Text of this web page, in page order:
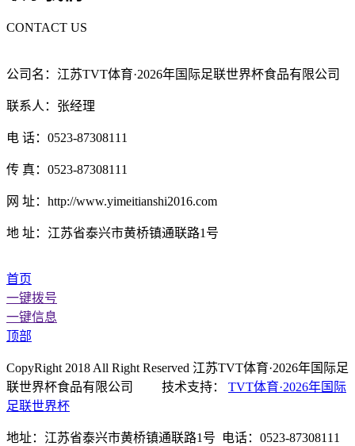
CONTACT US
公司名：江苏TVT体育·2026年国际足联世界杯食品有限公司
联系人：张经理
电 话：0523-87308111
传 真：0523-87308111
网 址：http://www.yimeitianshi2016.com
地 址：江苏省泰兴市黄桥镇通联路1号
首页
一键拨号
一键信息
顶部
CopyRight 2018 All Right Reserved 江苏TVT体育·2026年国际足
联世界杯食品有限公司 技术支持： TVT体育·2026年国际
足联世界杯
地址：江苏省泰兴市黄桥镇通联路1号 电话：0523-87308111